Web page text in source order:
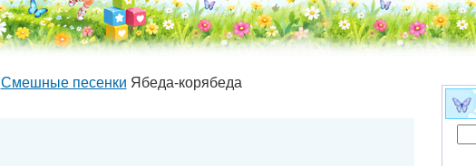
Cмешные песенки Ябеда-корябеда